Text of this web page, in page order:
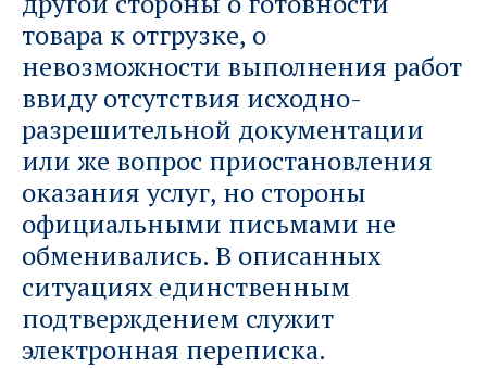
товара к отгрузке, о
невозможности выполнения работ
ввиду отсутствия исходно-
разрешительной документации
или же вопрос приостановления
оказания услуг, но стороны
официальными письмами не
обменивались. В описанных
ситуациях единственным
подтверждением служит
электронная переписка.